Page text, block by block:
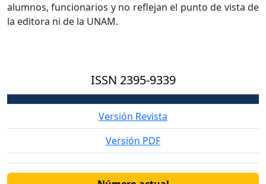
alumnos, funcionarios y no reflejan el punto de vista de
la editora ni de la UNAM.
ISSN 2395-9339
Versión Revista
Versión PDF